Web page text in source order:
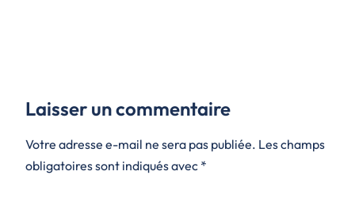
Laisser un commentaire
Votre adresse e-mail ne sera pas publiée. Les champs
obligatoires sont indiqués avec *